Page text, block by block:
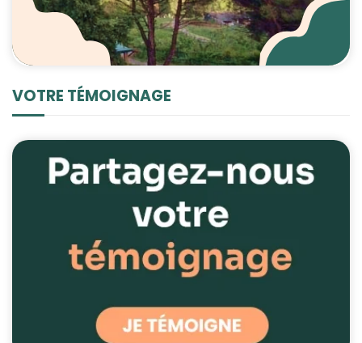
VOTRE TÉMOIGNAGE